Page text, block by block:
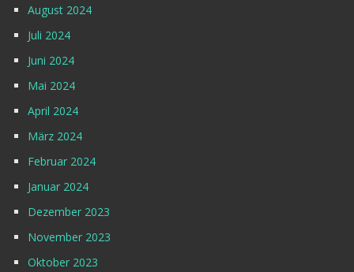
August 2024
Juli 2024
Juni 2024
Mai 2024
April 2024
März 2024
Februar 2024
Januar 2024
Dezember 2023
November 2023
Oktober 2023